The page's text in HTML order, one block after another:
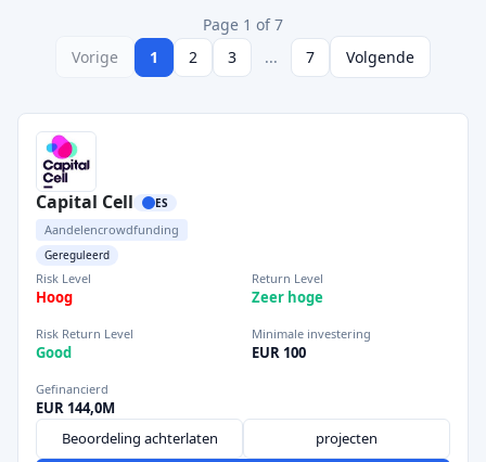
Page 1 of 7
Vorige
1 2 3 ... 7 Volgende
Capital Cell ES
Aandelencrowdfunding
Gereguleerd
Risk Level
Hoog
Return Level
Zeer hoge
Risk Return Level
Good
Minimale investering
EUR 100
Gefinancierd
EUR 144,0M
Beoordeling achterlaten
projecten